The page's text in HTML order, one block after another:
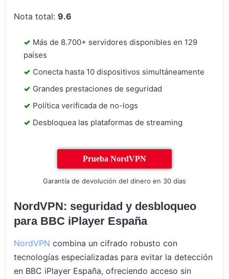
Nota total:9.6
Más de 8.700+ servidores disponibles en 129
países
Conecta hasta 10 dispositivos simultáneamente
Grandes prestaciones de seguridad
Política verificada de no-logs
Desbloquea las plataformas de streaming
Prueba NordVPN
Garantía de devolución del dinero en 30 días
NordVPN: seguridad y desbloqueo
para BBC iPlayer España
NordVPN combina un cifrado robusto con
tecnologías especializadas para evitar la detección
en BBC iPlayer España, ofreciendo acceso sin